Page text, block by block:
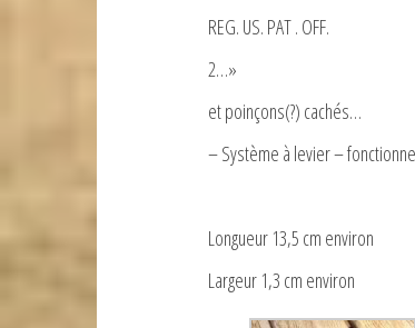
REG. US. PAT . OFF.
2…»
et poinçons(?) cachés…
– Système à levier –
Longueur 13,5 cm environ
Largeur 1,3 cm environ